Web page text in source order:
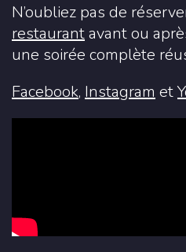
N’oubliez pas de
restaurantavant ou
une soirée complète
Facebook, Instagram et